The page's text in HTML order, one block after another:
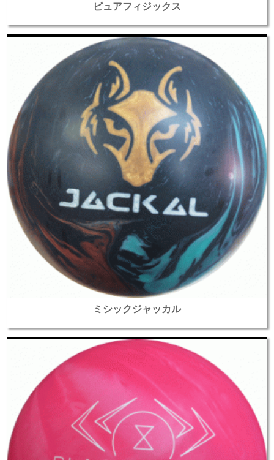
ピュアフィジックス
ミシックジャッカル